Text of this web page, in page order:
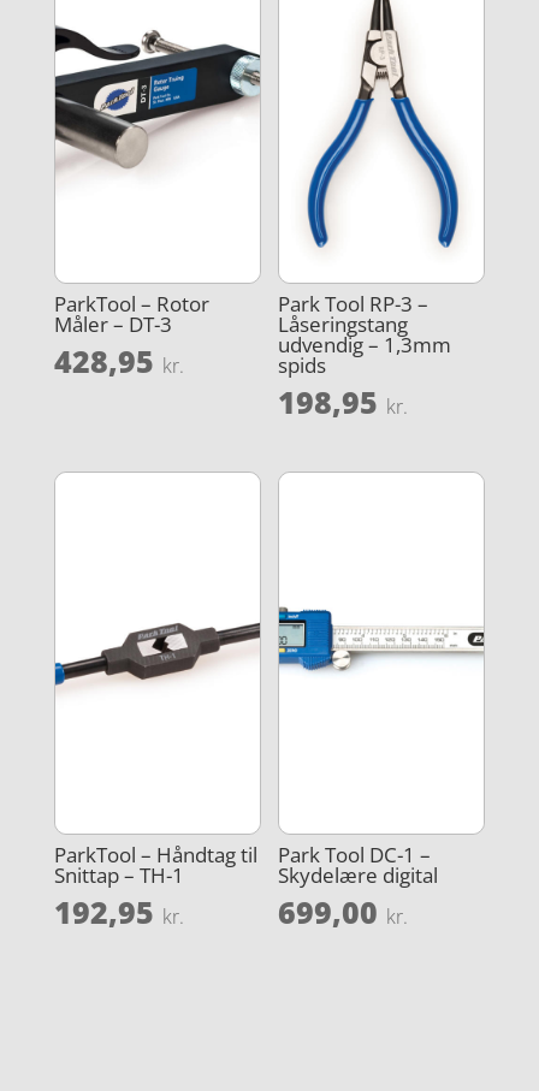
ParkTool – Rotor
Måler – DT-3
428,95 kr.
Park Tool RP-3 –
Låseringstang
udvendig – 1,3mm
spids
198,95 kr.
ParkTool – Håndtag til
Snittap – TH-1
192,95 kr.
Park Tool DC-1 –
Skydelære digital
699,00 kr.